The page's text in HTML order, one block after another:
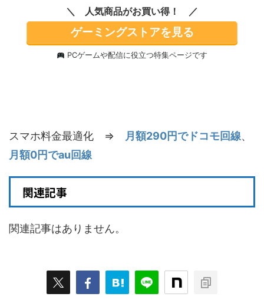
【1ピース】 ミニラブ
ブ labubu ラブブ らぶ
ぶ ポップマート ブラ
インドボックス フィギ
ュア おもちゃ ガチャ
PVC&ABS製 塗装済み
可動フィギュア
価格：¥9,080
人気商品がお買い得！
ゲーミングストアを見る
PCゲームや配信に役立つ特集ページです
スマホ料金最適化 ⇒ 月額290円でドコモ回線、
月額0円でau回線
関連記事
関連記事はありません。